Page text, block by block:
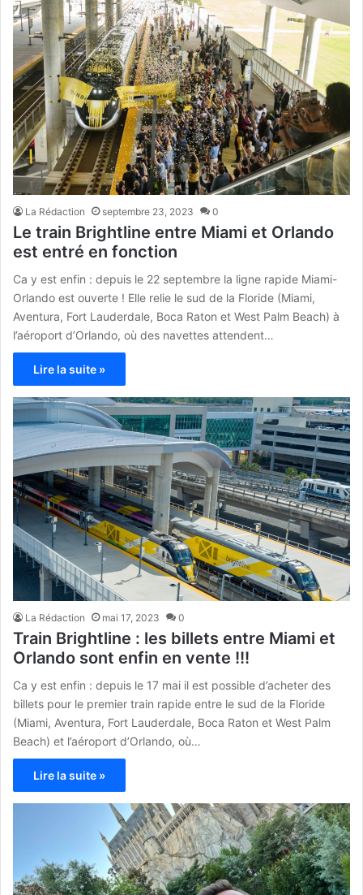
La Rédaction septembre 23, 2023 0
Le train Brightline entre Miami et Orlando
est entré en fonction
Ca y est enfin : depuis le 22 septembre la ligne rapide Miami-
Orlando est ouverte ! Elle relie le sud de la Floride (Miami,
Aventura, Fort Lauderdale, Boca Raton et West Palm Beach) à
l’aéroport d’Orlando, où des navettes attendent…
Lire la suite »
La Rédaction mai 17, 2023 0
Train Brightline : les billets entre Miami et
Orlando sont enfin en vente !!!
Ca y est enfin : depuis le 17 mai il est possible d’acheter des
billets pour le premier train rapide entre le sud de la Floride
(Miami, Aventura, Fort Lauderdale, Boca Raton et West Palm
Beach) et l’aéroport d’Orlando, où…
Lire la suite »